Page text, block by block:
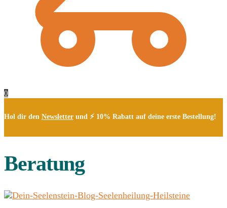
0
Hol dir den Newsletter und ⚡ 10% Rabatt auf deine erste Bestellung!
Beratung